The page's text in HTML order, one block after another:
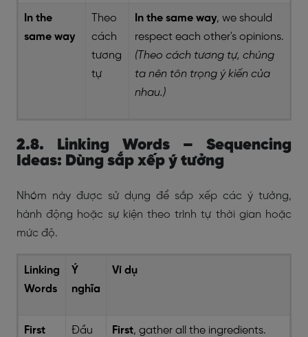
In the
same way
Theo
cách
tương
tự
In the same way, we should
respect each other's opinions.
(Theo cách tương tự, chúng
ta nên tôn trọng ý kiến của
nhau.)
2.8. Linking Words – Sequencing
Ideas: Dùng sắp xếp ý tưởng
Nhóm này được sử dụng để sắp xếp các ý tưởng,
hành động hoặc sự kiện theo trình tự thời gian hoặc
mức độ.
Linking
Words
Ý
nghĩa
Ví dụ
First
Đầu
First, gather all the ingredients.